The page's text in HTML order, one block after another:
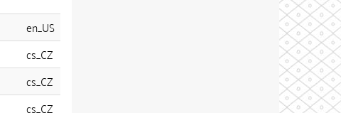
en_US
cs_CZ
cs_CZ
cs_CZ